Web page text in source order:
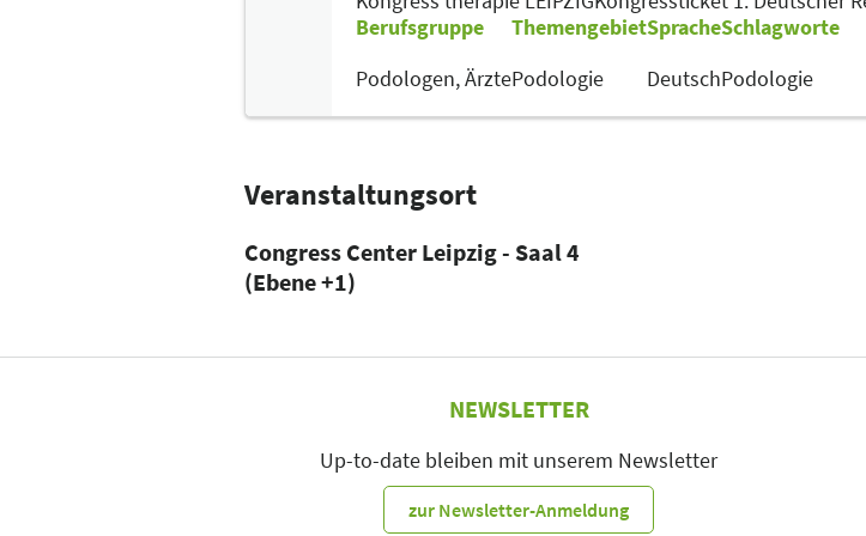
Berufsgruppe
Podologen,Ärzte
Themengebiet
Podologie
Sprache
Deutsch
Schlagworte
Podologie
Veranstaltungsort
Congress Center Leipzig - Saal 4
(Ebene +1)
NEWSLETTER
Up-to-date bleiben mit unserem Newsletter
zur Newsletter-Anmeldung